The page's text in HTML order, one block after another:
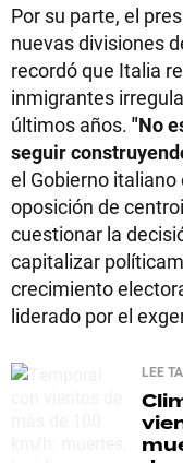
Por su parte, el
nuevas divisiones
recordó que Italia
inmigrantes
últimos años. "No
seguir
el Gobierno
oposición de
cuestionar la
capitalizar
crecimiento
liderado por el
LEE